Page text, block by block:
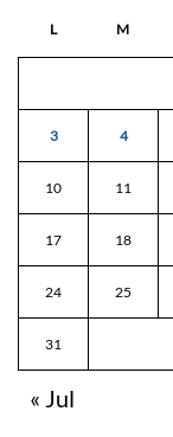
L M
3 4
10 11
17 18
24 25
31
« Jul